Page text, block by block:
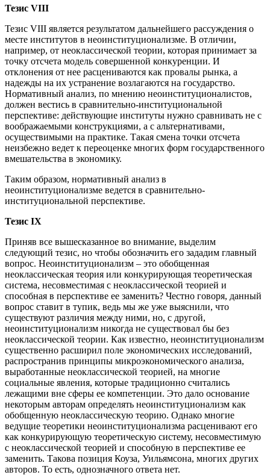
Тезис VIII
Тезис VIII является результатом дальнейшего рассуждения о
месте институтов в неоинституционализме. В отличии,
например, от неоклассической теории, которая принимает за
точку отсчета модель совершенной конкуренции. И
отклонения от нее расцениваются как провалы рынка, а
надежды на их устранение возлагаются на государство.
Нормативный анализ, по мнению неоинституционалистов,
должен вестись в сравнительно-институциональной
перспективе: действующие институты нужно сравнивать не с
воображаемыми конструкциями, а с альтернативами,
осуществимыми на практике. Такая смена точки отсчета
неизбежно ведет к переоценке многих форм государственного
вмешательства в экономику.
Таким образом, нормативный анализ в
неоинституционализме ведется в сравнительно-
институциональной перспективе.
Тезис IX
Приняв все вышесказанное во внимание, выделим
следующий тезис, но чтобы обозначить его зададим главный
вопрос. Неоинституционализм – это обобщенная
неоклассическая теория или конкурирующая теоретическая
система, несовместимая с неоклассической теорией и
способная в перспективе ее заменить? Честно говоря, данный
вопрос ставит в тупик, ведь мы же уже выяснили, что
существуют различия между ними, но, с другой,
неоинституционализм никогда не существовал бы без
неоклассической теории. Как известно, неоинституционализм
существенно расширил поле экономических исследований,
распространив принципы микроэкономического анализа,
выработанные неоклассической теорией, на многие
социальные явления, которые традиционно считались
лежащими вне сферы ее компетенции. Это дало основание
некоторым авторам определять неоинституционализм как
обобщенную неоклассическую теорию. Однако многие
ведущие теоретики неоинституционализма расценивают его
как конкурирующую теоретическую систему, несовместимую
с неоклассической теорией и способную в перспективе ее
заменить. Такова позиция Коуза, Уильямсона, многих других
авторов. То есть, однозначного ответа нет.